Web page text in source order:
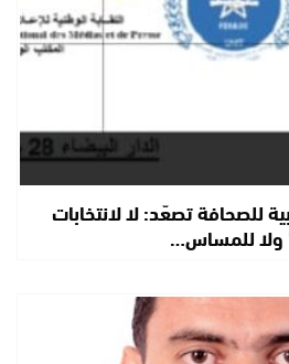
للصحافة تصعّد: لا لانتخابات
للمساس…